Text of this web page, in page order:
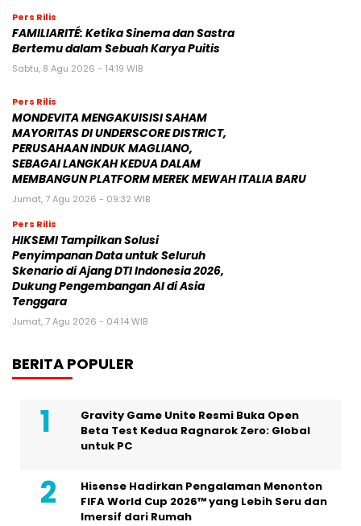
Pers Rilis
FAMILIARITÉ: Ketika Sinema dan Sastra
Bertemu dalam Sebuah Karya Puitis
Sabtu, 8 Agu 2026 - 14:19 WIB
Pers Rilis
MONDEVITA MENGAKUISISI SAHAM
MAYORITAS DI UNDERSCORE DISTRICT,
PERUSAHAAN INDUK MAGLIANO,
SEBAGAI LANGKAH KEDUA DALAM
MEMBANGUN PLATFORM MEREK MEWAH ITALIA BARU
Jumat, 7 Agu 2026 - 09:32 WIB
Pers Rilis
HIKSEMI Tampilkan Solusi
Penyimpanan Data untuk Seluruh
Skenario di Ajang DTI Indonesia 2026,
Dukung Pengembangan AI di Asia
Tenggara
Jumat, 7 Agu 2026 - 04:14 WIB
BERITA POPULER
Gravity Game Unite Resmi Buka Open
Beta Test Kedua Ragnarok Zero: Global
untuk PC
Hisense Hadirkan Pengalaman Menonton
FIFA World Cup 2026™ yang Lebih Seru dan
Imersif dari Rumah